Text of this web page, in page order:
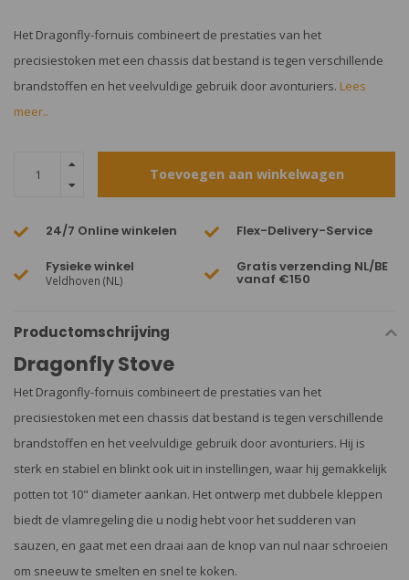
Het Dragonfly-fornuis combineert de prestaties van het
precisiestoken met een chassis dat bestand is tegen verschillende
brandstoffen en het veelvuldige gebruik door avonturiers. Lees
meer..
Toevoegen aan winkelwagen
24/7 Online winkelen Flex-Delivery-Service
Fysieke winkel
Veldhoven (NL)
Gratis verzending NL/BE
vanaf €150
Productomschrijving
Dragonfly Stove
Het Dragonfly-fornuis combineert de prestaties van het
precisiestoken met een chassis dat bestand is tegen verschillende
brandstoffen en het veelvuldige gebruik door avonturiers. Hij is
sterk en stabiel en blinkt ook uit in instellingen, waar hij gemakkelijk
potten tot 10" diameter aankan. Het ontwerp met dubbele kleppen
biedt de vlamregeling die u nodig hebt voor het sudderen van
sauzen, en gaat met een draai aan de knop van nul naar schroeien
om sneeuw te smelten en snel te koken.